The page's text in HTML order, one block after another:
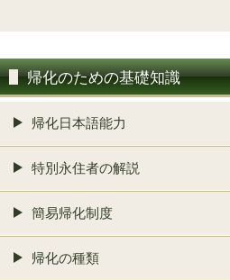
帰化のための基礎知識
帰化日本語能力
特別永住者の解説
簡易帰化制度
帰化の種類